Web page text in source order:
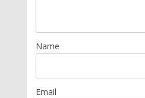
Name
Email